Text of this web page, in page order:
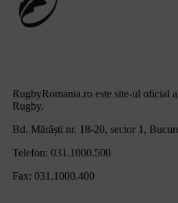
RugbyRomania.ro este site-ul oficial
Rugby.
Bd. Mărăști nr. 18-20, sector 1,
Telefon: 031.1000.500
Fax: 031.1000.400